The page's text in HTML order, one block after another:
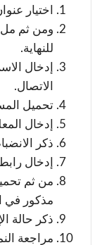
اختيار
ومن ثم
للنهاية.
إدخال
الاتصال.
تحميل
إدخال
ذكر
إدخال
من ثم
مذكور في
ذكر حالة
مراجعة